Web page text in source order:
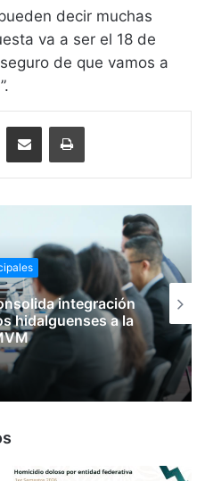
decir muchas
va a ser el 18 de
de que vamos a
Compartir vía email Imprimir
integración
hidalguenses a la